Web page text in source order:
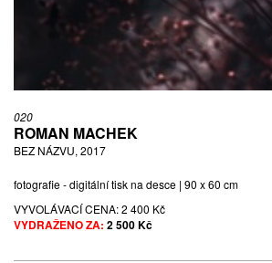
020
ROMAN MACHEK
BEZ NÁZVU, 2017
fotografie - digitální tisk na desce | 90 x 60 cm
VYVOLÁVACÍ CENA:2 400 Kč
VYDRAŽENO ZA: 2 500 Kč